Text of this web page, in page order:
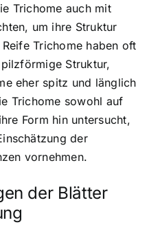
Trichome auch mit
um ihre Struktur
Trichome haben oft
Struktur,
eher spitz und länglich
Trichome sowohl auf
Form hin untersucht,
der
vornehmen.
der Blätter